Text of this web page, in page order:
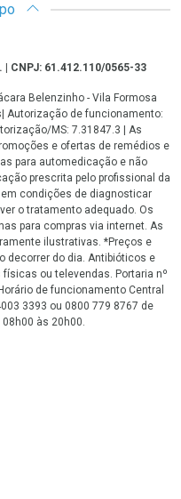
CNPJ: 61.412.110/0565-33
Belenzinho - Vila Formosa
Autorização de funcionamento:
MS: 7.31847.3 | As
e ofertas de remédios e
para automedicação e não
prescrita pelo profissional da
condições de diagnosticar
o tratamento adequado. Os
para compras via internet. As
ilustrativas. *Preços e
decorrer do dia. Antibióticos e
ou televendas. Portaria nº
de funcionamento Central
3393 ou 0800 779 8767 de
às 20h00.